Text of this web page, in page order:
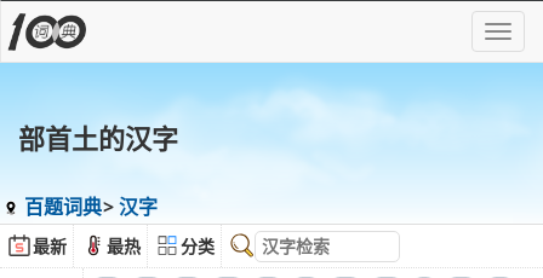
部首土的汉字
百题词典 汉字
最新 最热
分类